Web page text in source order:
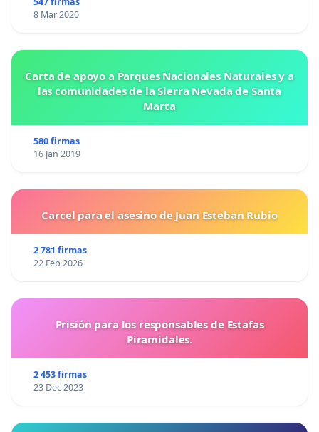
razón y no tener que acudir a la fuerza pública a
las actuaciones adelantadas en atención a esta
IV. NOTIFICACIONES
__________________
8 Mar 2020
Carta de apoyo a Parques Nacionales Naturales y a
las comunidades de la Sierra Nevada de Santa
Marta
580 firmas
16 Jan 2019
Carcel para el asesino de Juan Esteban Rubio
2 781 firmas
22 Feb 2026
Prisión para los responsables de Estafas
Piramidales.
2 453 firmas
23 Dec 2023